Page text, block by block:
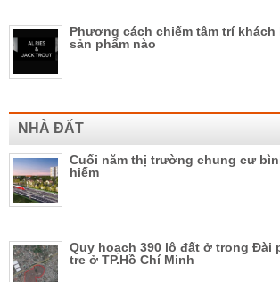
Phương cách chiếm tâm trí
sản phẩm nào
NHÀ ĐẤT
Cuối năm thị trường chung cư
hiếm
Quy hoạch 390 lô đất ở trong Đài
tre ở TP.Hồ Chí Minh